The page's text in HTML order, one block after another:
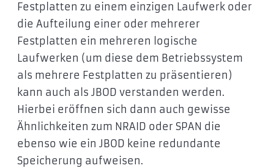
Festplatten zu einem einzigen Laufwerk oder
die Aufteilung einer oder mehrerer
Festplatten ein mehreren logische
Laufwerken (um diese dem Betriebssystem
als mehrere Festplatten zu präsentieren)
kann auch als JBOD verstanden werden.
Hierbei eröffnen sich dann auch gewisse
Ähnlichkeiten zum NRAID oder SPAN die
ebenso wie ein JBOD keine redundante
Speicherung aufweisen.